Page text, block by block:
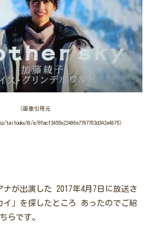
（画像引用元
e/8facf3455e22496e7797703d342e4975）
ナが出演した
2017年4月7日に放送さ
イ」を探したところ
あったのでご紹
らです。